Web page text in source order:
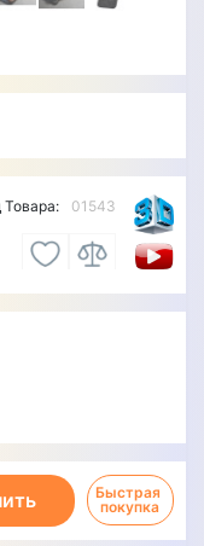
Товара: 01543
Быстрая
покупка